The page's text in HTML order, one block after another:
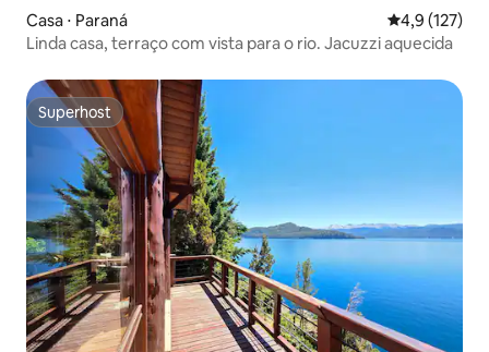
Casa ⋅ Paraná 4,9 de uma
4,9 (127)
Linda casa, terraço com vista para o rio. Jacuzzi aquecida
Superhost
Superhost